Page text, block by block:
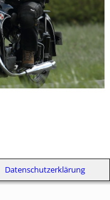
Datenschutzerklärung